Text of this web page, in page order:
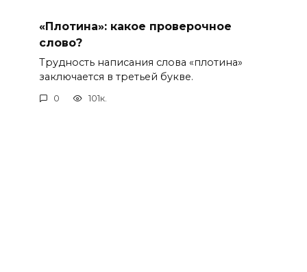
«Плотина»: какое проверочное
слово?
Трудность написания слова «плотина»
заключается в третьей букве.
0 101к.